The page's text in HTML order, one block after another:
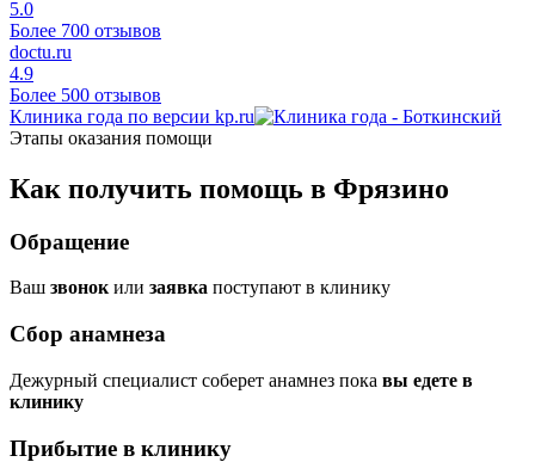
5.0
Более 700 отзывов
doctu.ru
4.9
Более 500 отзывов
Клиника года по версии kp.ru
Этапы оказания помощи
Как получить помощь в Фрязино
Обращение
Ваш звонокили заявка поступают в клинику
Сбор анамнеза
Дежурный специалист соберет анамнез пока вы едете в
клинику
Прибытие в клинику